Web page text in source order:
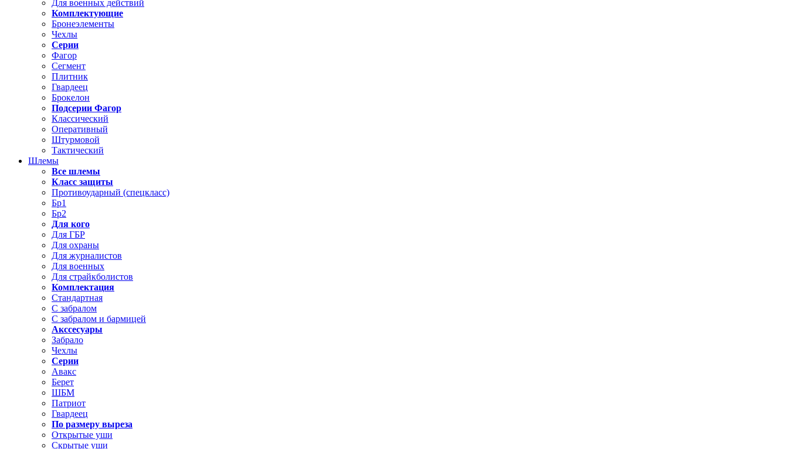
Для военных действий
Комплектующие
Бронеэлементы
Чехлы
Серии
Фагор
Сегмент
Плитник
Гвардеец
Брокелон
Подсерии Фагор
Классический
Оперативный
Штурмовой
Тактический
Шлемы
Все шлемы
Класс защиты
Противоударный (спецкласс)
Бр1
Бр2
Для кого
Для ГБР
Для охраны
Для журналистов
Для военных
Для страйкболистов
Комплектация
Стандартная
С забралом
С забралом и бармицей
Акссесуары
Забрало
Чехлы
Серии
Авакс
Берет
ШБМ
Патриот
Гвардеец
По размеру выреза
Открытые уши
Скрытые уши